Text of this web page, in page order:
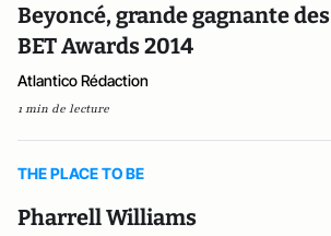
Beyoncé, grande gagnante des
BET Awards 2014
Atlantico Rédaction
1 min de lecture
THE PLACE TO BE
Pharrell Williams